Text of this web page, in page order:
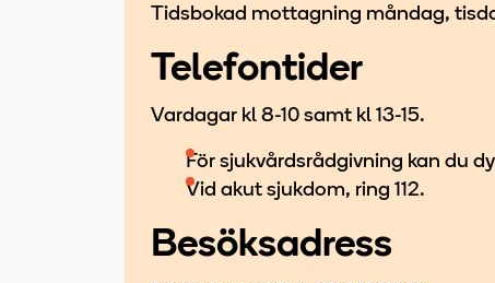
Tidsbokad mottagning måndag,
Telefontider
Vardagar kl 8-10 samt kl 13-15.
För sjukvårdsrådgivning kan du
Vid akut sjukdom, ring 112.
Besöksadress